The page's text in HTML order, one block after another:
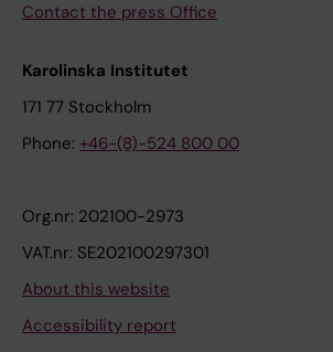
Contact the press Office
Karolinska Institutet
171 77 Stockholm
Phone: +46-(8)-524 800 00
Org.nr: 202100-2973
VAT.nr: SE202100297301
About this website
Accessibility report